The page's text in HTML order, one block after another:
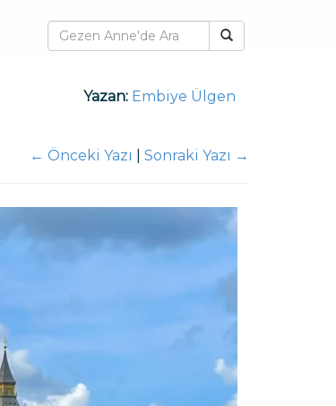
Yazan: Embiye Ülgen
← Önceki Yazı Sonraki Yazı →